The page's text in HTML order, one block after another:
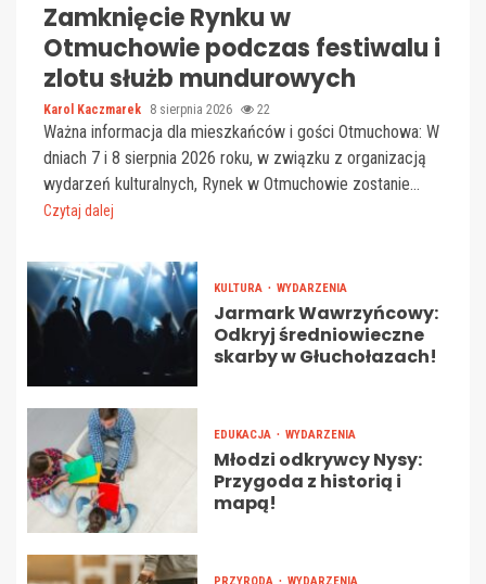
Zamknięcie Rynku w
Otmuchowie podczas festiwalu i
zlotu służb mundurowych
Karol Kaczmarek 8 sierpnia 2026 22
Ważna informacja dla mieszkańców i gości Otmuchowa: W
dniach 7 i 8 sierpnia 2026 roku, w związku z organizacją
wydarzeń kulturalnych, Rynek w Otmuchowie zostanie...
Czytaj dalej
KULTURA WYDARZENIA
Jarmark Wawrzyńcowy:
Odkryj średniowieczne
skarby w Głuchołazach!
EDUKACJA WYDARZENIA
Młodzi odkrywcy Nysy:
Przygoda z historią i
mapą!